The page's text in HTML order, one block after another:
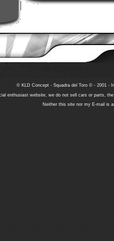
© KLD Concept - Squadra del Toro © - 2001 -
enthusiast website, we do not sell cars or parts,
Neither this site nor my E-mail is